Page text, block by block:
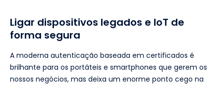
Ligar dispositivos legados e IoT de
forma segura
A moderna autenticação baseada em certificados é
brilhante para os portáteis e smartphones que gerem os
nossos negócios, mas deixa um enorme ponto cego na